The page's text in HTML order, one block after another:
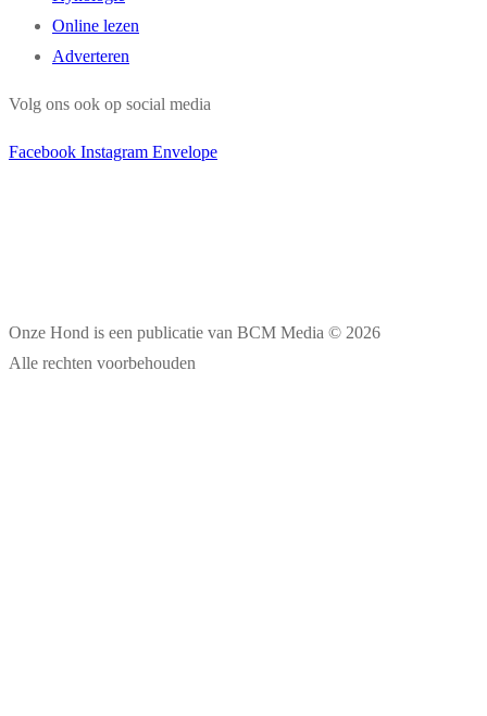
Online lezen
Adverteren
Volg ons ook op social media
Facebook Instagram Envelope
Onze Hond is een publicatie van BCM Media © 2026
Alle rechten voorbehouden